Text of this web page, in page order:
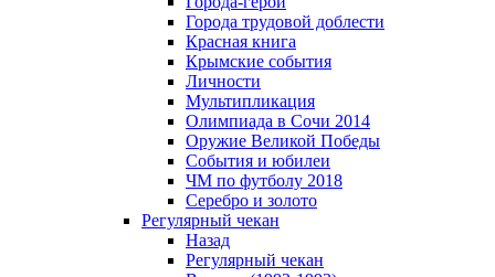
Города трудовой доблести
Красная книга
Крымские события
Личности
Мультипликация
Олимпиада в Сочи 2014
Оружие Великой Победы
События и юбилеи
ЧМ по футболу 2018
Серебро и золото
Регулярный чекан
Назад
Регулярный чекан